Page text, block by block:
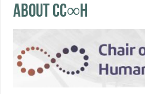
About CC∞H